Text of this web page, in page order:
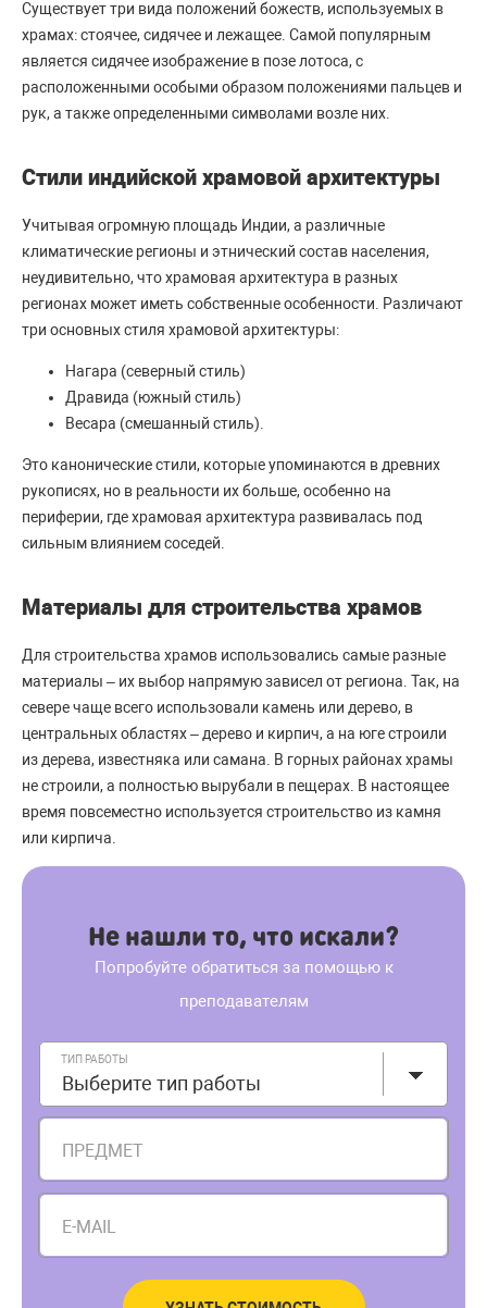
Существует три вида положений божеств, используемых в
храмах: стоячее, сидячее и лежащее. Самой популярным
является сидячее изображение в позе лотоса, с
расположенными особыми образом положениями пальцев и
рук, а также определенными символами возле них.
Стили индийской храмовой архитектуры
Учитывая огромную площадь Индии, а различные
климатические регионы и этнический состав населения,
неудивительно, что храмовая архитектура в разных
регионах может иметь собственные особенности. Различают
три основных стиля храмовой архитектуры:
Нагара (северный стиль)
Дравида (южный стиль)
Весара (смешанный стиль).
Это канонические стили, которые упоминаются в древних
рукописях, но в реальности их больше, особенно на
периферии, где храмовая архитектура развивалась под
сильным влиянием соседей.
Материалы для строительства храмов
Для строительства храмов использовались самые разные
материалы – их выбор напрямую зависел от региона. Так, на
севере чаще всего использовали камень или дерево, в
центральных областях – дерево и кирпич, а на юге строили
из дерева, известняка или самана. В горных районах храмы
не строили, а полностью вырубали в пещерах. В настоящее
время повсеместно используется строительство из камня
или кирпича.
Не нашли то, что искали?
Попробуйте обратиться за помощью к
преподавателям
ТИП РАБОТЫ
Выберите тип работы
ПРЕДМЕТ
E-MAIL